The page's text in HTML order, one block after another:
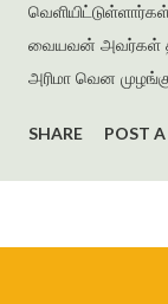
வையவன் அவர்கள்
அரிமா வென
அடிப்படையாகக்
தொகுப்புகள்,
SHARE POST